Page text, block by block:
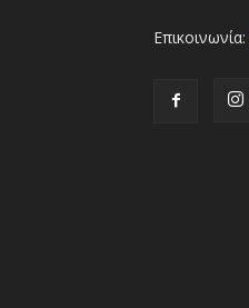
Επικοινωνία: